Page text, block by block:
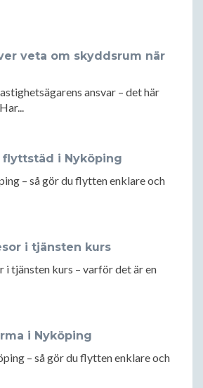
veta om skyddsrum när
ansvar – det här
flyttstäd i Nyköping
– så gör du flytten enklare och
i tjänsten kurs
i tjänsten kurs – varför det är en
i Nyköping
– så gör du flytten enklare och